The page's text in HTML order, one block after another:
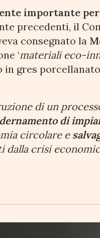
importante
precedenti, il
consegnato la
‘materiali eco-
in gres
di un
di
circolare e
crisi